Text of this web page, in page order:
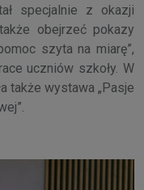
specjalnie z okazji
obejrzeć pokazy
szyta na miarę”,
uczniów szkoły. W
także wystawa „Pasje